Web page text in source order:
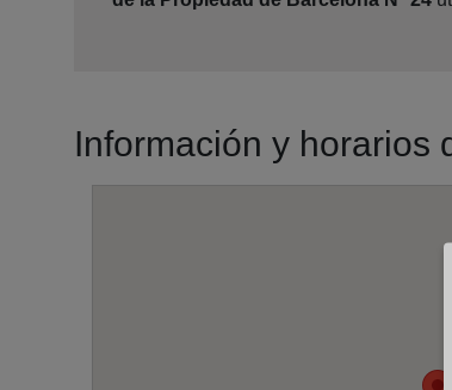
Información y horarios